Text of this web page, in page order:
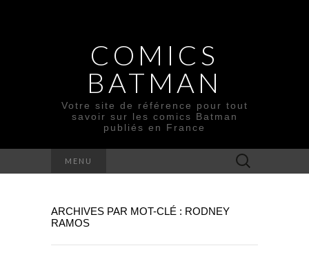
COMICS
BATMAN
Votre site de référence pour tout
savoir sur les comics Batman
publiés en France
MENU Rechercher :
ARCHIVES PAR MOT-CLÉ : RODNEY
RAMOS